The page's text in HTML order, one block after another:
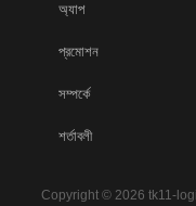
অ্যাপ
প্রমোশন
সম্পর্কে
শর্তাবলী
Copyright © 2026 tk11-login.org.